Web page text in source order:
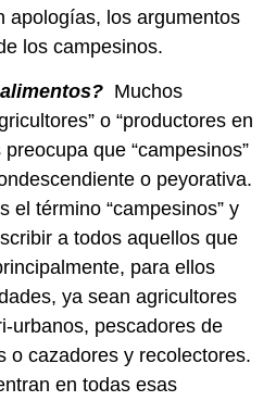
apologías, los argumentos
los campesinos.
Muchos
o “productores en
que “campesinos”
o peyorativa.
el término “campesinos” y
a todos aquellos que
para ellos
ya sean agricultores
urbanos, pescadores de
o cazadores y recolectores.
en todas esas